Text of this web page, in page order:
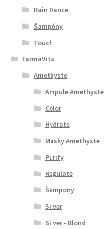
Rain Dance
Šampóny
Touch
FarmaVita
Amethyste
Ampule Amethyste
Color
Hydrate
Masky Amethyste
Purify
Regulate
Šampony
Silver
Silver - Blond